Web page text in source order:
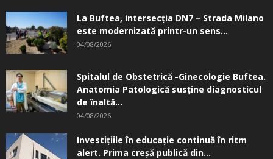
La Buftea, intersecţia DN7 – Strada Milano
este modernizată printr-un sens...
04/08/2026
Spitalul de Obstetrică -Ginecologie Buftea.
Anatomia Patologică susţine diagnosticul
de înaltă...
04/08/2026
Investițiile în educație continuă în ritm
alert. Prima creşă publică din...